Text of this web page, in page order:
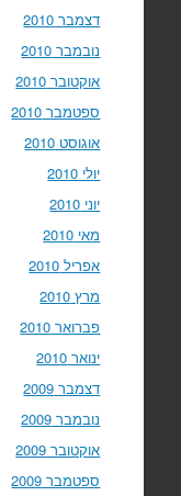
דצמבר 2010
נובמבר 2010
אוקטובר 2010
ספטמבר 2010
אוגוסט 2010
יולי 2010
יוני 2010
מאי 2010
אפריל 2010
מרץ 2010
פברואר 2010
ינואר 2010
דצמבר 2009
נובמבר 2009
אוקטובר 2009
ספטמבר 2009